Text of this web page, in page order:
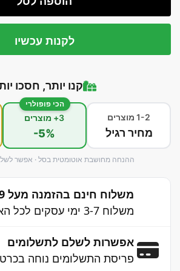
לקנות עכשיו
קנו יותר, חסכו
1-2 מוצרים
מחיר רגיל
הכי פופולרי
3+ מוצרים
-5%
ההנחה מחושבת אוטומטית בסל · אפשר
משלוח חינם בהזמנה מעל 349 ₪
משלוח 3-7 ימי עסקים לכל הארץ
אפשרות לשלם לתשלומים
פריסת התשלומים נוחה